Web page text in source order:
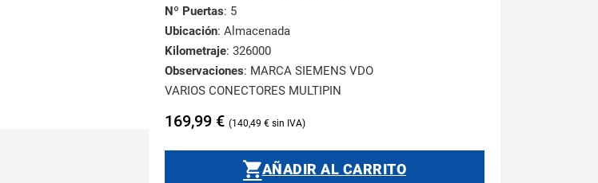
Nº Puertas: 5
Ubicación: Almacenada
Kilometraje: 326000
Observaciones: MARCA SIEMENS VDO
VARIOS CONECTORES MULTIPIN
169,99 € 140,49 €
AÑADIR AL CARRITO